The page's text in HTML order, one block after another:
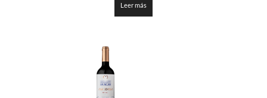
Leer más